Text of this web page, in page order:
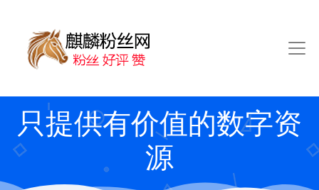
只提供有价值的数字资
源